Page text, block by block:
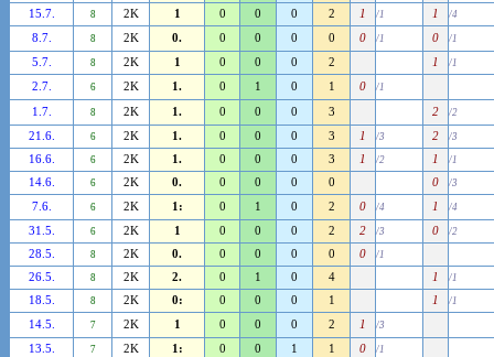
15.7. 8 2K 1 0 0 0 2 1 /1 1 /4
8.7. 8 2K 0. 0 0 0 0 0 /1 0 /1
5.7. 8 2K 1 0 0 0 2 1 /1
2.7. 6 2K 1. 0 1 0 1 0 /1
1.7. 8 2K 1. 0 0 0 3 2 /2
21.6. 6 2K 1. 0 0 0 3 1 /3 2 /3
16.6. 6 2K 1. 0 0 0 3 1 /2 1 /1
14.6. 6 2K 0. 0 0 0 0 0 /3
7.6. 6 2K 1: 0 1 0 2 0 /4 1 /4
31.5. 6 2K 1 0 0 0 2 2 /3 0 /2
28.5. 8 2K 0. 0 0 0 0 0 /1
26.5. 8 2K 2. 0 1 0 4 1 /1
18.5. 8 2K 0: 0 0 0 1 1 /1
14.5. 7 2K 1 0 0 0 2 1 /3
13.5. 7 2K 1: 0 0 1 1 0 /1